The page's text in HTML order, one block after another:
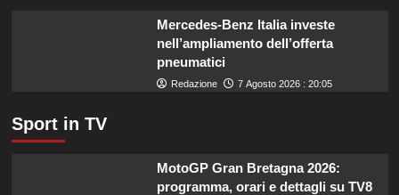
Mercedes-Benz Italia investe
nell’ampliamento dell’offerta
pneumatici
Redazione 7 Agosto 2026 : 20:05
Sport in TV
MotoGP Gran Bretagna 2026:
programma, orari e dettagli su TV8